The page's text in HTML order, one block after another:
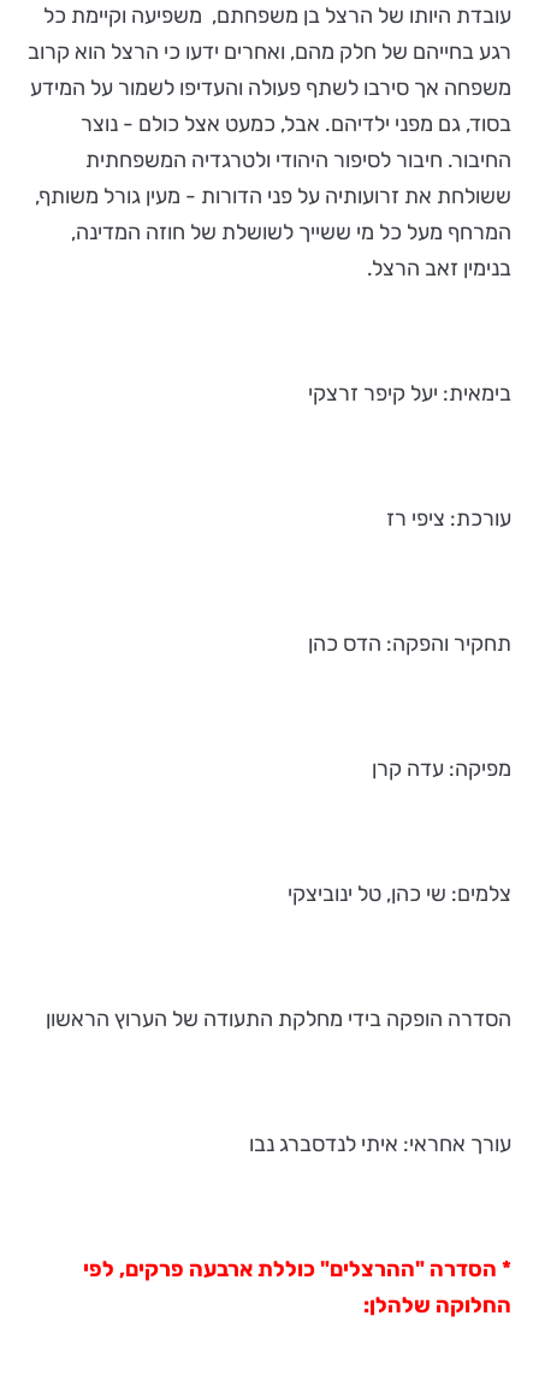
עובדת היותו של הרצל בן משפחתם, משפיעה וקיימת כל
רגע בחייהם של חלק מהם, ואחרים ידעו כי הרצל הוא קרוב
משפחה אך סירבו לשתף פעולה והעדיפו לשמור על המידע
בסוד, גם מפני ילדיהם. אבל, כמעט אצל כולם - נוצר
החיבור. חיבור לסיפור היהודי ולטרגדיה המשפחתית
ששולחת את זרועותיה על פני הדורות - מעין גורל משותף,
המרחף מעל כל מי ששייך לשושלת של חוזה המדינה,
בנימין זאב הרצל.
בימאית: יעל קיפר זרצקי
עורכת: ציפי רז
תחקיר והפקה: הדס כהן
מפיקה: עדה קרן
צלמים: שי כהן, טל ינוביצקי
הסדרה הופקה בידי מחלקת התעודה של הערוץ הראשון
עורך אחראי: איתי לנדסברג נבו
* הסדרה "ההרצלים" כוללת ארבעה פרקים, לפי
החלוקה שלהלן: